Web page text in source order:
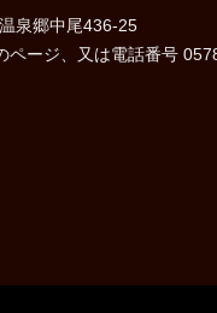
泉郷中尾436-25
ページ、又は電話番号